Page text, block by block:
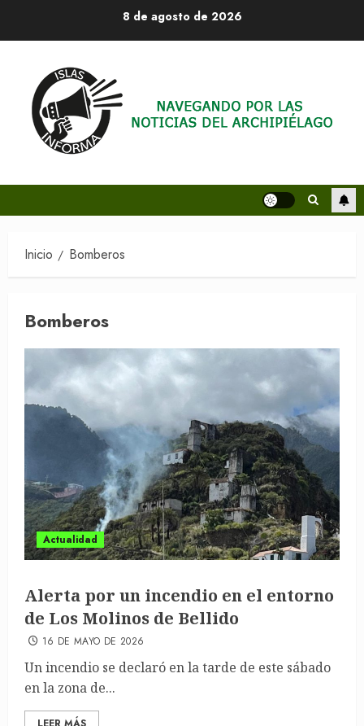
8 de agosto de 2026
Inicio Bomberos
Bomberos
Actualidad
Alerta por un incendio en el entorno
de Los Molinos de Bellido
16 DE MAYO DE 2026
Un incendio se declaró en la tarde de este sábado
en la zona de...